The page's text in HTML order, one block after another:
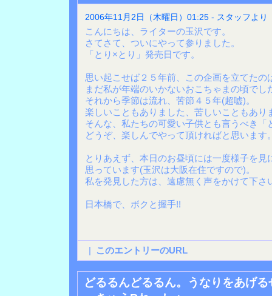
2006年11月2日（木曜日）01:25 - スタッフより
こんにちは、ライターの玉沢です。
さてさて、ついにやって参りました。
「とり×とり」発売日です。
思い起こせば２５年前、この企画を立てたの
まだ私が年端のいかないおこちゃまの頃でし
それから季節は流れ、苦節４５年(超嘘)。
楽しいこともありました、苦しいこともあり
そんな、私たちの可愛い子供とも言うべき「
どうぞ、楽しんでやって頂ければと思います
とりあえず、本日のお昼頃には一度様子を
思っています(玉沢は大阪在住ですので)。
私を発見した方は、遠慮無く声をかけて下さ
日本橋で、ボクと握手!!
| このエントリーのURL
どるるんどるるん。うなりをあげ